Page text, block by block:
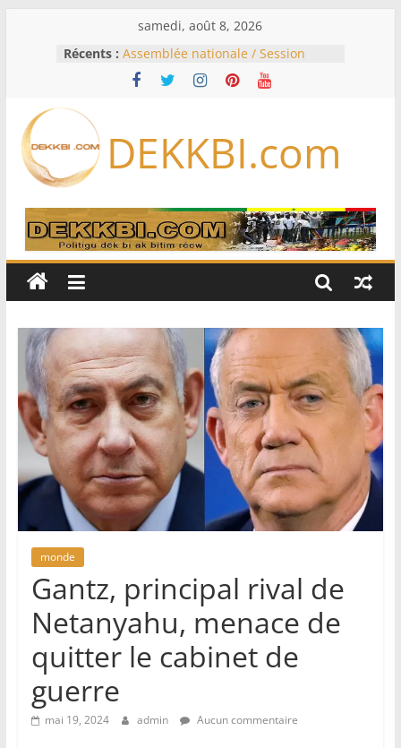
samedi, août 8, 2026
Récents : Assemblée nationale / Session
extraordinaire: Six commissions
d’enquête à l’ordre du jour ce lundi
Bénin: Patrice Talon élu président
du Sénat, moins de trois mois
Pakistan et la Turquie signent un
accord de défense
RD Congo: Kinshasa interdit les
exportations de cuivre et de cobalt
production
DEKKBI.com
monde
Gantz, principal rival de
Netanyahu, menace de
quitter le cabinet de
guerre
mai 19, 2024 admin Aucun commentaire